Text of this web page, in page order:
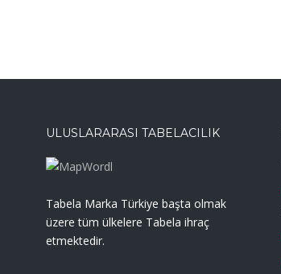
ULUSLARARASI TABELACILIK
Tabela Marka Türkiye başta olmak
üzere tüm ülkelere Tabela ihraç
etmektedir.